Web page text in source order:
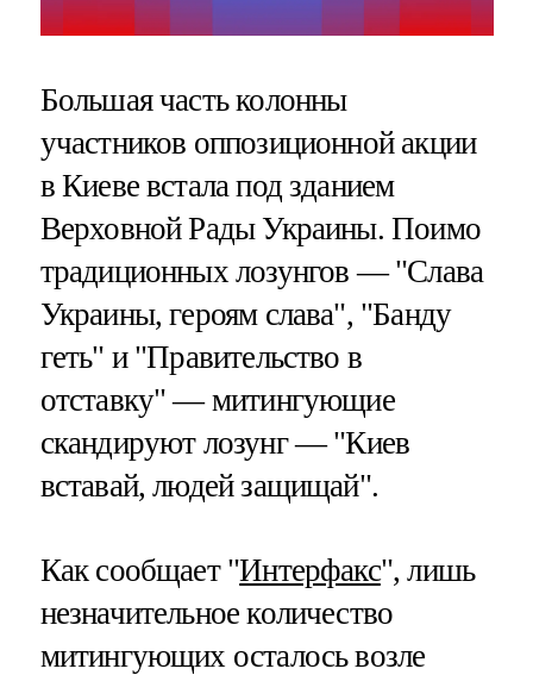
Большая часть колонны
участников оппозиционной акции
в Киеве встала под зданием
Верховной Рады Украины. Поимо
традиционных лозунгов — "Слава
Украины, героям слава", "Банду
геть" и "Правительство в
отставку" — митингующие
скандируют лозунг — "Киев
вставай, людей защищай".
Как сообщает "Интерфакс", лишь
незначительное количество
митингующих осталось возле